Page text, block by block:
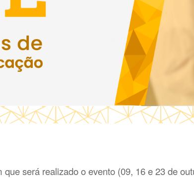
será realizado o evento (09, 16 e 23 de